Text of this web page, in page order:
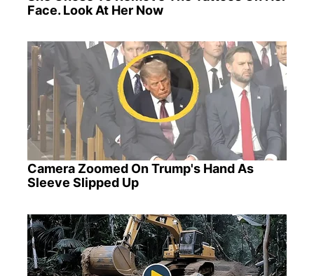
Face. Look At Her Now
Camera Zoomed On Trump's Hand As
Sleeve Slipped Up